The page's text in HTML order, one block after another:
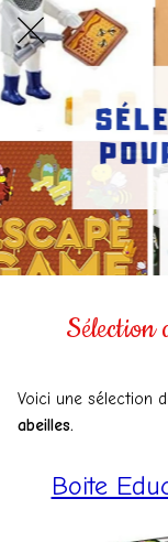
Sélection
Voici une sélection
abeilles.
Boite